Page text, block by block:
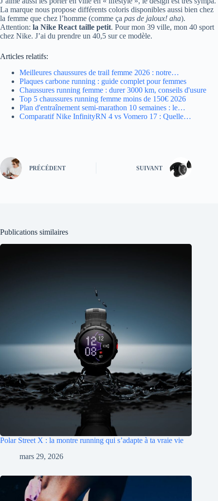
La marque nous propose différents coloris disponibles aussi bien chez
la femme que chez l’homme (comme ça pas de jaloux! aha).
Attention: la Nike React taille petit. Pour mon 39 ville, mon 40 sport
chez Nike. J’ai du prendre un 40,5 sur ce modèle.
Articles relatifs:
Meilleures chaussures de trail femme 2026 : notre…
Plaques carbone running : guide complet pour femmes
Chaussures running femme : durer 3000 km, conseils d'usure
Top 5 chaussures running femme moins de 150€ 2026
Plan d'entraînement semi-marathon 10 semaines : le…
Comparatif Nike InfinityRN 4 vs Vomero 17 : Quelle…
PRÉCÉDENT SUIVANT
Publications similaires
Polar Street X : la montre running qui s’adapte à ta vraie vie
mars 29, 2026